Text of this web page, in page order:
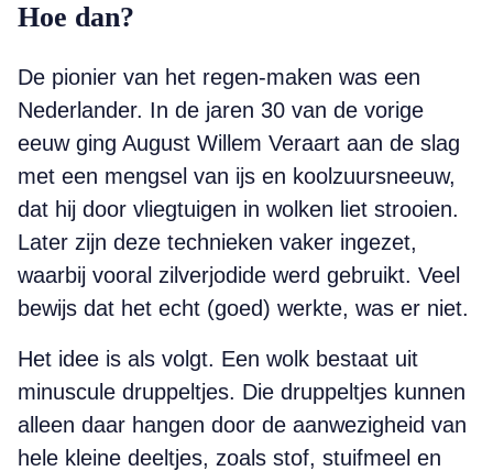
Hoe dan?
De pionier van het regen-maken was een
Nederlander. In de jaren 30 van de vorige
eeuw ging August Willem Veraart aan de slag
met een mengsel van ijs en koolzuursneeuw,
dat hij door vliegtuigen in wolken liet strooien.
Later zijn deze technieken vaker ingezet,
waarbij vooral zilverjodide werd gebruikt. Veel
bewijs dat het echt (goed) werkte, was er niet.
Het idee is als volgt. Een wolk bestaat uit
minuscule druppeltjes. Die druppeltjes kunnen
alleen daar hangen door de aanwezigheid van
hele kleine deeltjes, zoals stof, stuifmeel en